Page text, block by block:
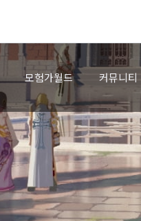
모험가월드 커뮤니티